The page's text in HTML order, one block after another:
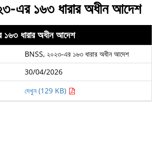
এর ১৬৩ ধারার অধীন আদেশ
ধারার অধীন আদেশ
BNSS, ২০২৩-এর ১৬৩ ধারার অধীন আদেশ
30/04/2026
দেখুন (129 KB)